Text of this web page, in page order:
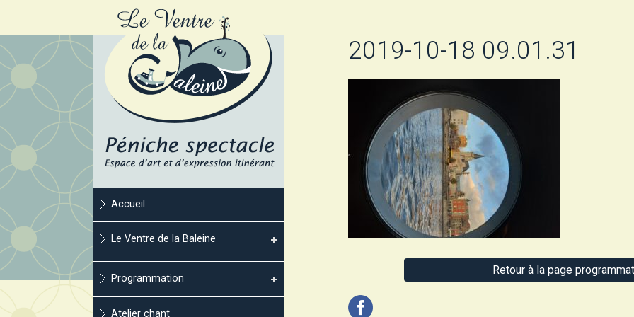
Accueil
Le Ventre de la Baleine
Programmation
Atelier chant
2019-10-18 09.01.31
Retour à la page